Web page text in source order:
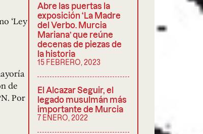
‘Ley
de
Por
Abre las puertas la
exposición ‘La Madre
del Verbo. Murcia
Mariana’ que reúne
decenas de piezas de
la historia
15 FEBRERO, 2023
El Alcazar Seguir, el
legado musulmán más
importante de Murcia
7 ENERO, 2022